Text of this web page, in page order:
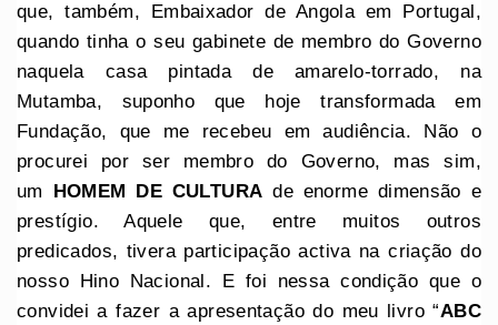
que, também, Embaixador de Angola em Portugal,
quando tinha o seu gabinete de membro do Governo
naquela casa pintada de amarelo-torrado, na
Mutamba, suponho que hoje transformada em
Fundação, que me recebeu em audiência. Não o
procurei por ser membro do Governo, mas sim,
um
HOMEM DE CULTURAde enorme dimensão e
prestígio. Aquele que, entre muitos outros
predicados, tivera participação activa na criação do
nosso Hino Nacional. E foi nessa condição que o
convidei a fazer a apresentação do meu livro “ABC